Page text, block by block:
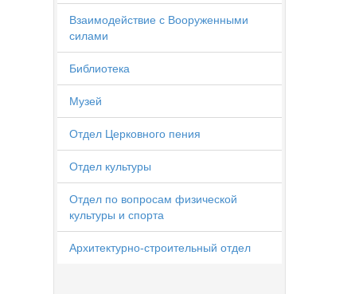
Взаимодействие с Вооруженными
силами
Библиотека
Музей
Отдел Церковного пения
Отдел культуры
Отдел по вопросам физической
культуры и спорта
Архитектурно-строительный отдел